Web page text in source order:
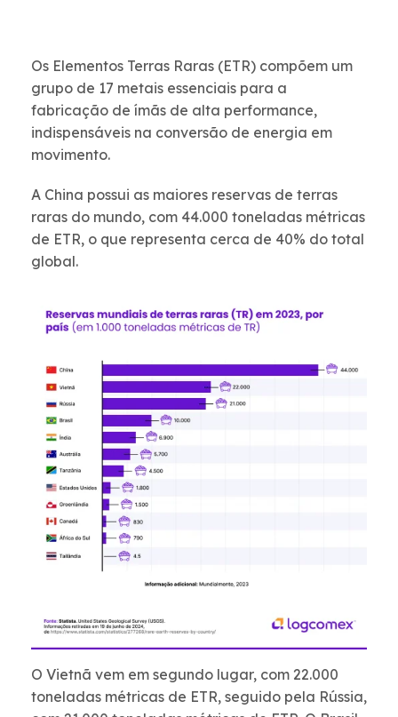
Os Elementos Terras Raras (ETR) compõem um
grupo de 17 metais essenciais para a
fabricação de ímãs de alta performance,
indispensáveis na conversão de energia em
movimento.
A China possui as maiores reservas de terras
raras do mundo, com 44.000 toneladas métricas
de ETR, o que representa cerca de 40% do total
global.
O Vietnã vem em segundo lugar, com 22.000
toneladas métricas de ETR, seguido pela Rússia,